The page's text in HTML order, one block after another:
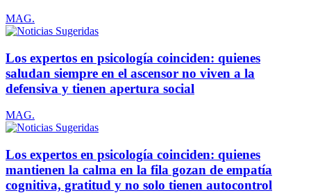
MAG.
Los expertos en psicología coinciden: quienes
saludan siempre en el ascensor no viven a la
defensiva y tienen apertura social
MAG.
Los expertos en psicología coinciden: quienes
mantienen la calma en la fila gozan de empatía
cognitiva, gratitud y no solo tienen autocontrol